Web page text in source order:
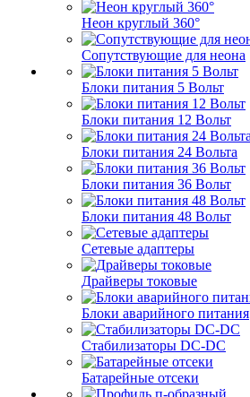
Неон круглый 360°
Сопутствующие для неона
Блоки питания 5 Вольт
Блоки питания 12 Вольт
Блоки питания 24 Вольта
Блоки питания 36 Вольт
Блоки питания 48 Вольт
Сетевые адаптеры
Драйверы токовые
Блоки аварийного питания
Стабилизаторы DC-DC
Батарейные отсеки